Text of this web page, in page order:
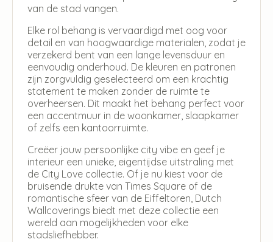
van de stad vangen.
Elke rol behang is vervaardigd met oog voor
detail en van hoogwaardige materialen, zodat je
verzekerd bent van een lange levensduur en
eenvoudig onderhoud. De kleuren en patronen
zijn zorgvuldig geselecteerd om een krachtig
statement te maken zonder de ruimte te
overheersen. Dit maakt het behang perfect voor
een accentmuur in de woonkamer, slaapkamer
of zelfs een kantoorruimte.
Creëer jouw persoonlijke city vibe en geef je
interieur een unieke, eigentijdse uitstraling met
de City Love collectie. Of je nu kiest voor de
bruisende drukte van Times Square of de
romantische sfeer van de Eiffeltoren, Dutch
Wallcoverings biedt met deze collectie een
wereld aan mogelijkheden voor elke
stadsliefhebber.